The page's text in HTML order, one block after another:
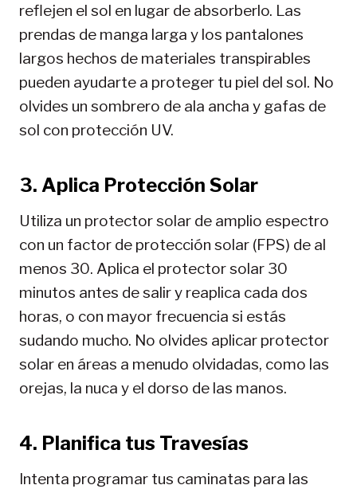
reflejen el sol en lugar de absorberlo. Las
prendas de manga larga y los pantalones
largos hechos de materiales transpirables
pueden ayudarte a proteger tu piel del sol. No
olvides un sombrero de ala ancha y gafas de
sol con protección UV.
3. Aplica Protección Solar
Utiliza un protector solar de amplio espectro
con un factor de protección solar (FPS) de al
menos 30. Aplica el protector solar 30
minutos antes de salir y reaplica cada dos
horas, o con mayor frecuencia si estás
sudando mucho. No olvides aplicar protector
solar en áreas a menudo olvidadas, como las
orejas, la nuca y el dorso de las manos.
4. Planifica tus Travesías
Intenta programar tus caminatas para las